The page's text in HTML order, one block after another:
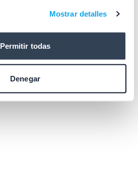
Mostrar detalles
Permitir todas
Denegar